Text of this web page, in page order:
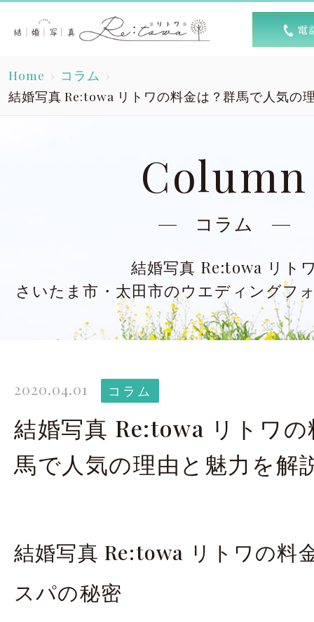
トップ
Top
洋装スタジオ
和装スタジオ
Kimono studio
太田店ギャラリー 大宮
ドレス＆着物
LINEで予約・相
Home
コラム
結婚写真 Re:towa リトワの料金は？群馬で人気の
Column
コラム
結婚写真 Re:towa リト
さいたま市・太田市のウエディングフ
2020.04.01 コラム
結婚写真 Re:towa リトワ
馬で人気の理由と魅力を解
結婚写真 Re:towa リトワの料
スパの秘密